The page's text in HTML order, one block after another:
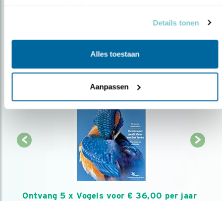
Details tonen
Alles toestaan
Aanpassen
Ontvang 5 x Vogels voor € 36,00 per jaar